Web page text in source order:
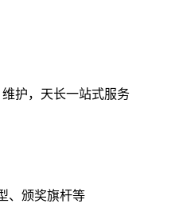
护，天长一站式服务
、颁奖旗杆等